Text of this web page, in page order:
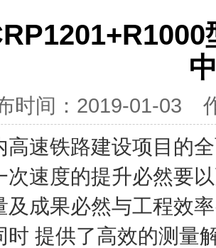
时间：2019-01-03
高速铁路建设项目的
次速度的提升必然要
及成果必然与工程效
时 提供了高效的测量